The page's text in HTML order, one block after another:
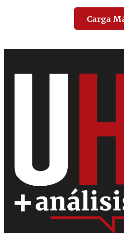
Carga